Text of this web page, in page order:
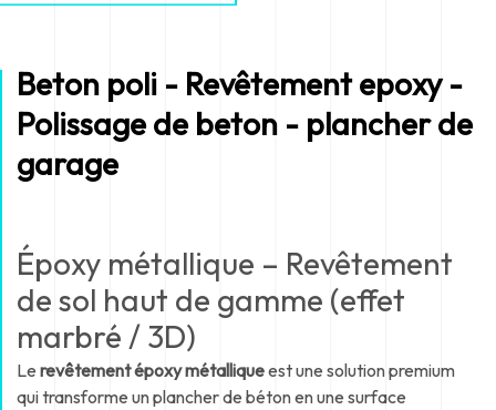
Beton poli - Revêtement epoxy -
Polissage de beton - plancher de
garage
Époxy métallique – Revêtement
de sol haut de gamme (effet
marbré / 3D)
Le revêtement époxy métalliqueest une solution premium
qui transforme un plancher de béton en une surface